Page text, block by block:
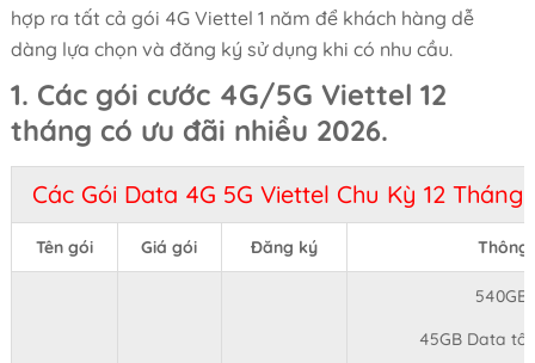
hợp ra tất cả gói 4G Viettel 1 năm để khách hàng dễ
dàng lựa chọn và đăng ký sử dụng khi có nhu cầu.
1. Các gói cước 4G/5G Viettel 12
tháng có ưu đãi nhiều 2026.
Các Gói Data 4G 5G Viettel Chu Kỳ 12
Tên gói Giá gói Đăng ký Thông
45GB Data